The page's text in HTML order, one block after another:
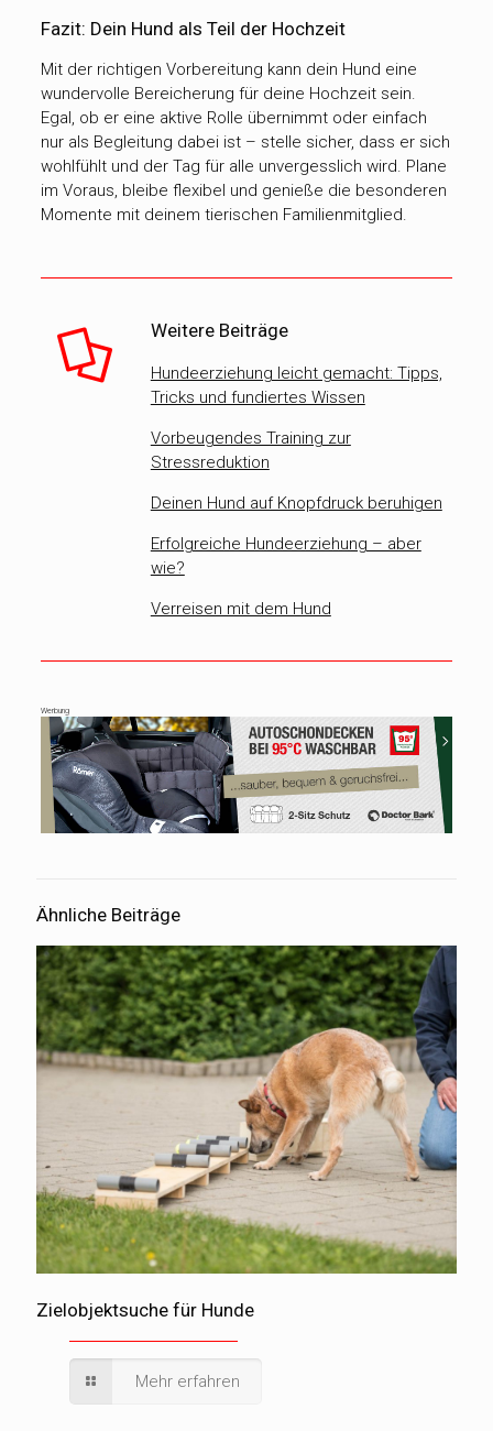
Fazit: Dein Hund als Teil der Hochzeit
Mit der richtigen Vorbereitung kann dein Hund eine
wundervolle Bereicherung für deine Hochzeit sein.
Egal, ob er eine aktive Rolle übernimmt oder einfach
nur als Begleitung dabei ist – stelle sicher, dass er sich
wohlfühlt und der Tag für alle unvergesslich wird. Plane
im Voraus, bleibe flexibel und genieße die besonderen
Momente mit deinem tierischen Familienmitglied.
Weitere Beiträge
Hundeerziehung leicht gemacht: Tipps,
Tricks und fundiertes Wissen
Vorbeugendes Training zur
Stressreduktion
Deinen Hund auf Knopfdruck beruhigen
Erfolgreiche Hundeerziehung – aber
wie?
Verreisen mit dem Hund
Werbung
Ähnliche Beiträge
Zielobjektsuche für Hunde
Mehr erfahren